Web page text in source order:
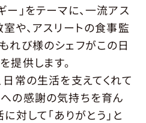
」をテーマに、一流アス
や、アスリートの食事監
れび様のシェフがこの日
提供します。
常の生活を支えてくれて
の感謝の気持ちを育ん
対して「ありがとう」と